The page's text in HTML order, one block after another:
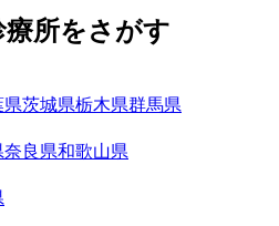
所をさがす
県茨城県栃木県群馬県
奈良県和歌山県